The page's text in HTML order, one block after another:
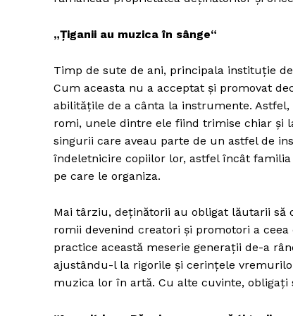
„Ţiganii au muzica în sânge“
Timp de sute de ani, principala instituţie
Cum aceasta nu a acceptat şi promovat
abilităţile de a cânta la instrumente.
romi, unele dintre ele fiind trimise chiar şi
singurii care aveau parte de un astfel de
îndeletnicire copiilor lor, astfel încât
pe care le organiza.
Mai târziu, deţinătorii au obligat lăutarii
romii devenind creatori şi promotori a
practice această meserie generaţii de-a
ajustându-l la rigorile şi cerinţele
muzica lor în artă. Cu alte cuvinte,